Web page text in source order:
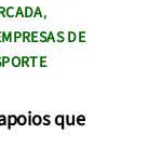
,
DE
que